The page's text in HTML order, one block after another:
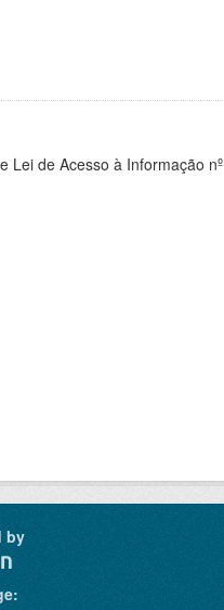
Lei de Acesso à Informação nº
by